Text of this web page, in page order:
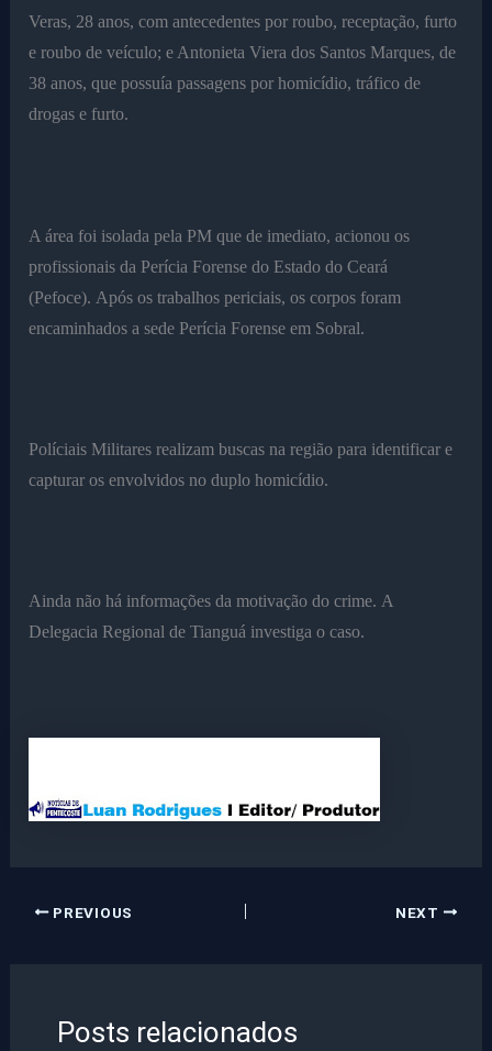
Veras, 28 anos, com antecedentes por roubo, receptação, furto
e roubo de veículo; e Antonieta Viera dos Santos Marques, de
38 anos, que possuía passagens por homicídio, tráfico de
drogas e furto.
A área foi isolada pela PM que de imediato, acionou os
profissionais da Perícia Forense do Estado do Ceará
(Pefoce). Após os trabalhos periciais, os corpos foram
encaminhados a sede Perícia Forense em Sobral.
Políciais Militares realizam buscas na região para identificar e
capturar os envolvidos no duplo homicídio.
Ainda não há informações da motivação do crime. A
Delegacia Regional de Tianguá investiga o caso.
PREVIOUS NEXT
Posts relacionados